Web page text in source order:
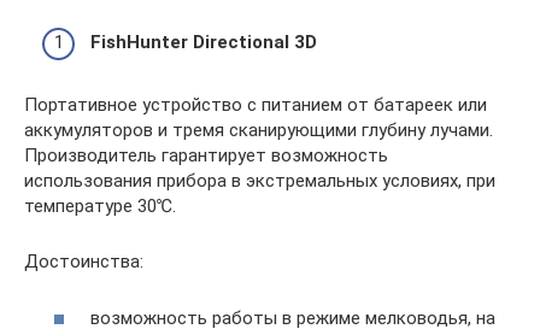
FishHunter Directional 3D
Портативное устройство с питанием от батареек или
аккумуляторов и тремя сканирующими глубину лучами.
Производитель гарантирует возможность
использования прибора в экстремальных условиях, при
температуре 30℃.
Достоинства:
возможность работы в режиме мелководья, на